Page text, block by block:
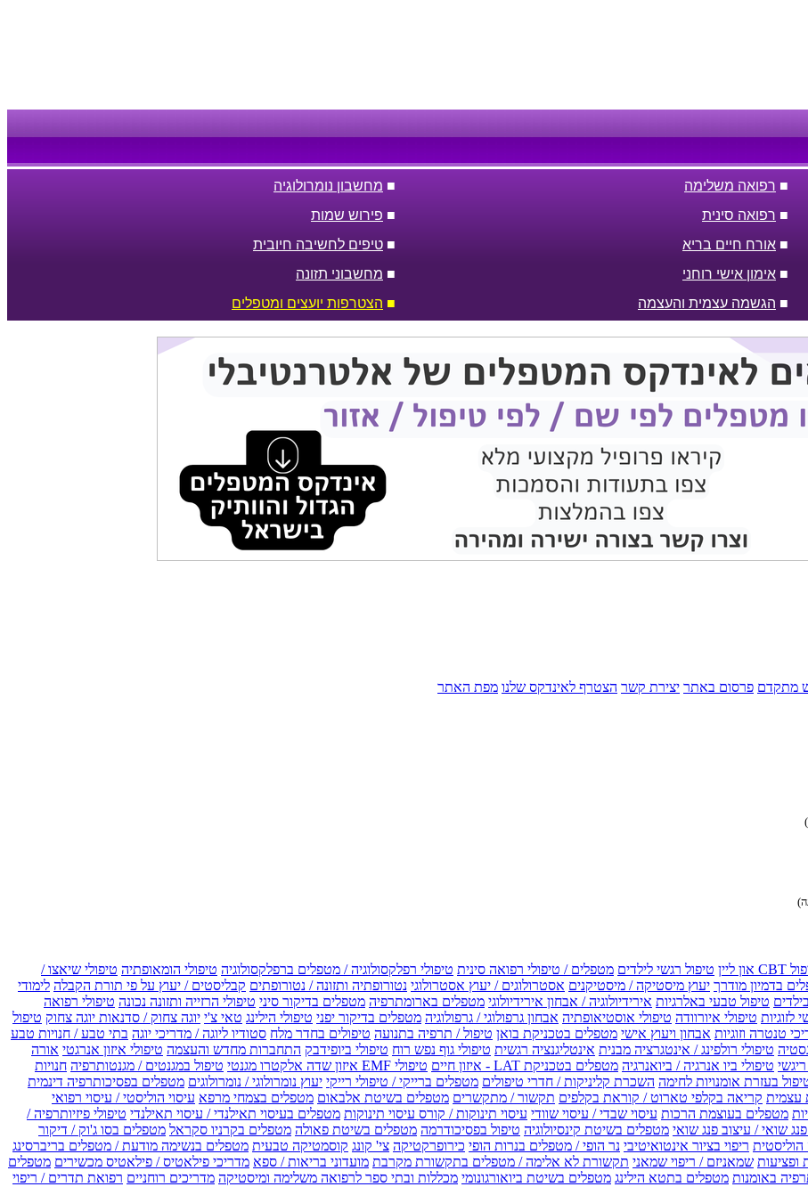
■ רפואה משלימה ■ מחשבון נומרולוגיה
■ רפואה סינית ■ פירוש שמות
■ אורח חיים בריא ■ טיפים לחשיבה חיובית
■ אימון אישי רוחני ■ מחשבוני תזונה
■ הגשמה עצמית והעצמה ■ הצטרפות יועצים ומטפלים
מתקדם פרסום באתר יצירת קשר הצטרף לאינדקס שלנו מפת האתר
טיפול רגשי לילדים מטפלים / טיפולי רפואה סינית טיפולי רפלקסולוגיה / מטפלים ברפלקסולוגיה טיפולי הומאופתיה טיפולי שיאצו /
בדמיון מודרך יעוץ מיסטיקה / מיסטיקנים אסטרולוגים / יעוץ אסטרולוגי נטורופתיה ותזונה / נטורופתים קבליסטים / יעוץ על פי תורת הקבלה לימודי
טיפול טבעי באלרגיות אירידיולוגיה / אבחון אירידיולוגי מטפלים בארומתרפיה מטפלים בדיקור סיני טיפולי הרזייה ותזונה נכונה טיפולי רפואה
לזוגיות טיפולי איורוודה טיפולי אוסטיאופתיה אבחון גרפולוגי / גרפולוגיה מטפלים בדיקור יפני טיפולי הילינג טאי צ'י יוגה צחוק / סדנאות יוגה צחוק טיפול
טנטרה וזוגיות אבחון ויעוץ אישי מטפלים בטכניקת בואן טיפול / תרפיה בתנועה טיפולים בחדר מלח סטודיו ליוגה / מדריכי יוגה בתי טבע / חנויות טבע
טיפולי רולפינג / אינטגרציה מבנית אינטליגנציה רגשית טיפולי גוף נפש רוח טיפולי ביופידבק התחברות מחדש והעצמה טיפולי איזון אנרגטי אורה
טיפולי ביו אנרגיה / ביואנרגיה מטפלים בטכניקת LAT - איזון חיים טיפולי EMF איזון שדה אלקטרו מגנטי טיפול במגנטים / מגנטותרפיה חנויות
בעזרת אומנויות לחימה השכרת קליניקות / חדרי טיפולים מטפלים ברייקי / טיפולי רייקי יעוץ נומרולוגי / נומרולוגים מטפלים בפסיכותרפיה דינמית
עצמית קריאה בקלפי טארוט / קוראת בקלפים תקשור / מתקשרים מטפלים בשיטת אלבאום מטפלים בצמחי מרפא עיסוי הוליסטי / עיסוי רפואי
מטפלים בעוצמת הרכות עיסוי שבדי / עיסוי שוודי עיסוי תינוקות / קורס עיסוי תינוקות מטפלים בעיסוי תאילנדי / עיסוי תאילנדי טיפולי פיזיותרפיה /
שואי / עיצוב פנג שואי מטפלים בשיטת קינסיולוגיה טיפול בפסיכודרמה מטפלים בשיטת פאולה מטפלים בקרניו סקראל מטפלים בסו ג'וק / דיקור
ריפוי בציור אינטואיטיבי נר הופי / מטפלים בנרות הופי כירופרקטיקה צי' קונג קוסמטיקה טבעית מטפלים בנשימה מודעת / מטפלים בריברסינג
ופציעות שמאניזם / ריפוי שמאני תקשורת לא אלימה / מטפלים בתקשורת מקרבת מועדוני בריאות / ספא מדריכי פילאטיס / פילאטיס מכשירים מטפלים
באומנות מטפלים בתטא הילינג מטפלים בשיטת ביואורגונומי מכללות ובתי ספר לרפואה משלימה ומיסטיקה מדריכים רוחניים רפואת תדרים / ריפוי